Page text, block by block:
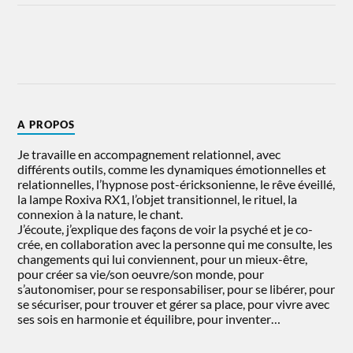
A PROPOS
Je travaille en accompagnement relationnel, avec
différents outils, comme les dynamiques émotionnelles et
relationnelles, l’hypnose post-éricksonienne, le rêve éveillé,
la lampe Roxiva RX1, l’objet transitionnel, le rituel, la
connexion à la nature, le chant.
J’écoute, j’explique des façons de voir la psyché et je co-
crée, en collaboration avec la personne qui me consulte, les
changements qui lui conviennent, pour un mieux-être,
pour créer sa vie/son oeuvre/son monde, pour
s’autonomiser, pour se responsabiliser, pour se libérer, pour
se sécuriser, pour trouver et gérer sa place, pour vivre avec
ses sois en harmonie et équilibre, pour inventer…